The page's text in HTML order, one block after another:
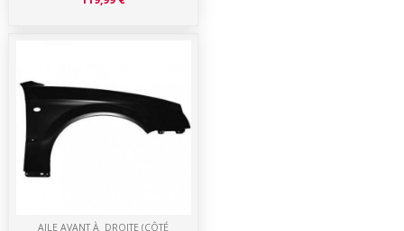
AILE AVANT À DROITE (CÔTÉ